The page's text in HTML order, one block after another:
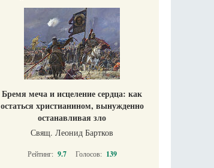
Бремя меча и исцеление сердца: как
остаться христианином, вынужденно
останавливая зло
Свящ. Леонид Бартков
Рейтинг: 9.7 Голосов: 139